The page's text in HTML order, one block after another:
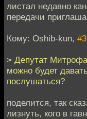
листал недавно
передачи
Кому: Oshib-kun, #3
> Депутат
можно будет
послушаться?
поделится, так
лизнуть, кого в